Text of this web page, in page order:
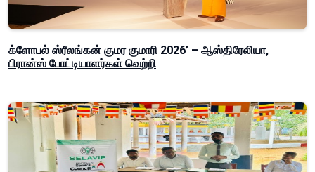
க்ளோபல் ஸ்ரீலங்கன் குமர குமாரி 2026’ – ஆஸ்திரேலியா,
பிரான்ஸ் போட்டியாளர்கள் வெற்றி